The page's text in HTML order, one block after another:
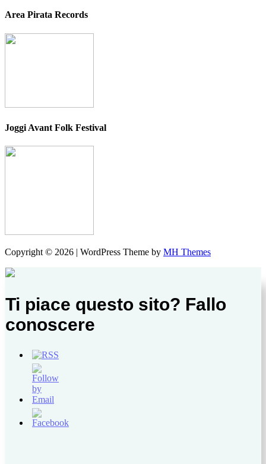
Area Pirata Records
Joggi Avant Folk Festival
Copyright © 2026 | WordPress Theme by MH Themes
Ti piace questo sito? Fallo
conoscere